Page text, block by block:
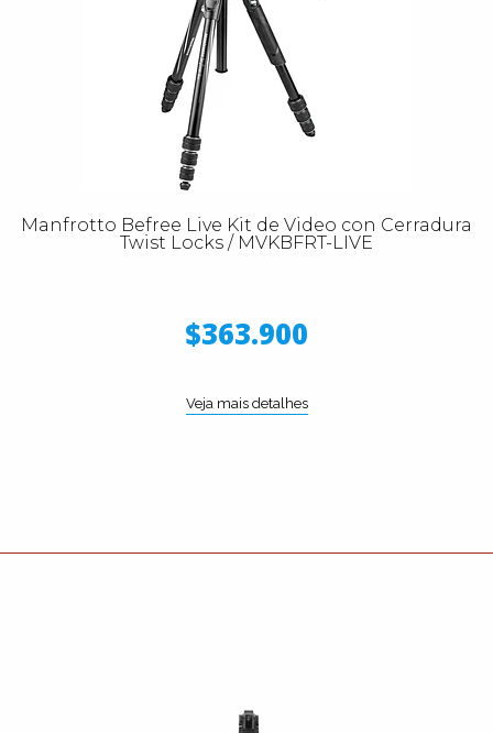
Manfrotto Befree Live Kit de Video con Cerradura
Twist Locks / MVKBFRT-LIVE
$363.900
Veja mais detalhes